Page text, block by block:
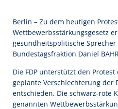
Berlin – Zu dem heutigen
Wettbewerbsstärkungsgesetz
gesundheitspolitische Sprecher
Bundestagsfraktion Daniel
Die FDP unterstützt den
geplante Verschlechterung der
entschieden. Die schwarz-rote
genannten